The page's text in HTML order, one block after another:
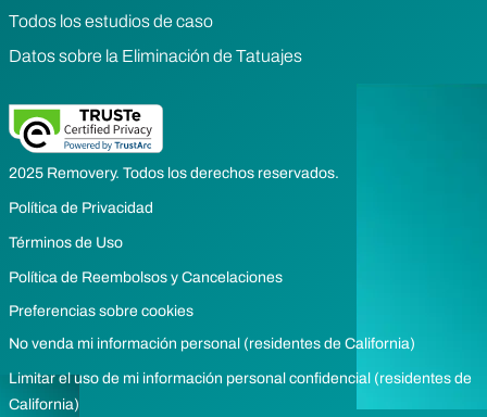
Todos los estudios de caso
Datos sobre la Eliminación de Tatuajes
2025 Removery. Todos los derechos reservados.
Política de Privacidad
Términos de Uso
Política de Reembolsos y Cancelaciones
Preferencias sobre cookies
No venda mi información personal (residentes de California)
Limitar el uso de mi información personal confidencial (residentes de
California)